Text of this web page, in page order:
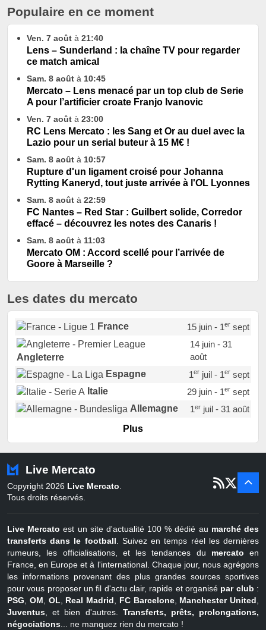
Populaire en ce moment
Ven. 7 août à 21:40
Lens – Sunderland : la chaîne TV pour regarder
ce match amical
Sam. 8 août à 10:45
Mercato – Lens menacé par un top club de Serie
A pour l’artificier croate Franjo Ivanovic
Ven. 7 août à 23:00
RC Lens Mercato : les Sang et Or au duel avec la
Lazio pour un serial buteur à 15 M€ !
Sam. 8 août à 10:57
Rupture d'un ligament croisé pour Johanna
Rytting Kaneryd, tout juste arrivée à l'OL Lyonnes
Sam. 8 août à 22:59
FC Nantes – Red Star : Guilbert solide, Corredor
effacé – découvrez les notes des Canaris !
Sam. 8 août à 11:03
Mercato OM : Accord scellé pour l’arrivée de
Goore à Marseille ?
Les dates du mercato
France 15 juin - 1ersept
Angleterre
14 juin - 31
août
Espagne
1erjuil - 1ersept
Italie
29 juin - 1ersept
Allemagne
1erjuil - 31 août
Portugal
Pays-Bas
22 juin - 2 sept
Belgique
juil - 31
Plus
Live Mercato
Copyright 2026 Live Mercato.
Tous droits réservés.
Live Mercato est un site d'actualité 100 % dédié au marché des
transferts dans le football. Suivez en temps réel les dernières
rumeurs, les officialisations, et les tendances du mercato en
France, en Europe et à l'international. Chaque jour, nous agrégons
les informations provenant des plus grandes sources sportives
pour vous proposer un fil d'actu clair, rapide et organisé par club :
PSG, OM, OL, Real Madrid, FC Barcelone, Manchester United,
Juventus, et bien d'autres. Transferts, prêts, prolongations,
négociations... ne manquez rien du mercato !